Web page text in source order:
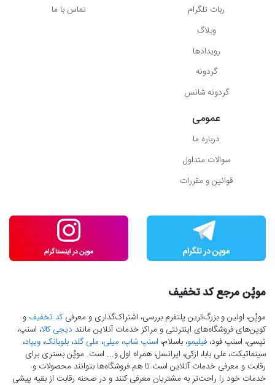
ربات تلگرام
وبلاگ
رویدادها
گردونه
گردونه شانس
تماس با ما
عمومی
درباره ما
سوالات متداول
قوانین و مقررات
موپُن مرجع کد تخفیف
موپُن، اولین و بزرگ‌ترین پلتفرم بررسی، اشتراک‌گذاری و معرفیکد تخفیف و
کوپن‌های فروشگاه‌های اینترنتی و مراکز خدمات آنلاین مانند دیجی کالا، اسنپ،
تپسی، اسنپ فود، فیلیمو، باسلام، اسنپ شاپ، میلی، ملی گلد، بلوبانک، ویپاد،
سینماتیکت، علی بابا، ازکی، ایرانسل، همراه اول و... است. موپُن بستری برای
رقابت و معرفی خدمات آنلاین است تا هم فروشگاه‌ها بتوانند محصولات و
خدمات خود را راحت‌تر به مشتریان معرفی کنند و در صحنه رقابت از بقیه پیشی